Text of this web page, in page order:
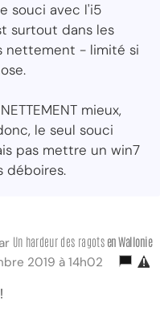
souci avec l'i5
surtout dans les
nettement - limité si
mieux,
le seul souci
pas mettre un win7
déboires.
Un hardeur des ragots en Wallonie
2019 à 14h02